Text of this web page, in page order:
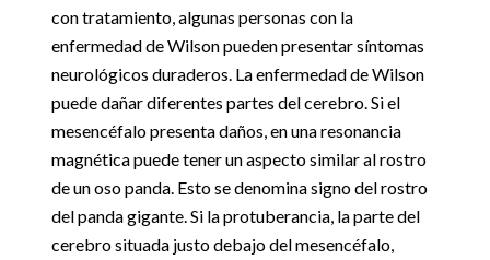
con tratamiento, algunas personas con la
enfermedad de Wilson pueden presentar síntomas
neurológicos duraderos. La enfermedad de Wilson
puede dañar diferentes partes del cerebro. Si el
mesencéfalo presenta daños, en una resonancia
magnética puede tener un aspecto similar al rostro
de un oso panda. Esto se denomina signo del rostro
del panda gigante. Si la protuberancia, la parte del
cerebro situada justo debajo del mesencéfalo,